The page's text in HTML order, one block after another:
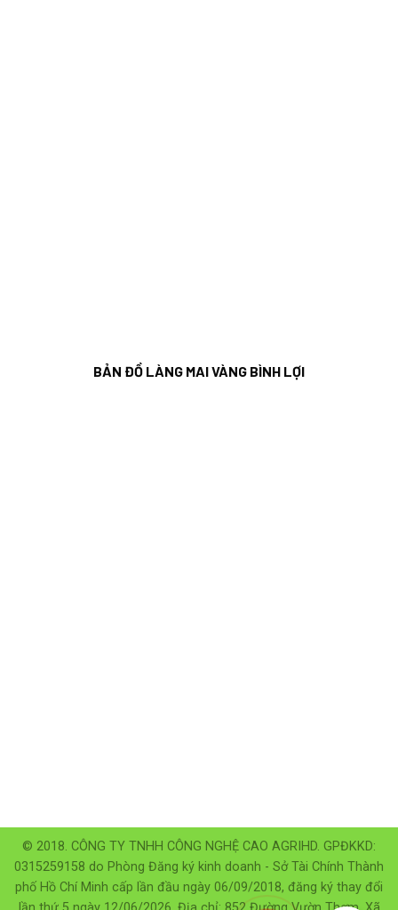
BẢN ĐỒ LÀNG MAI VÀNG BÌNH LỢI
© 2018. CÔNG TY TNHH CÔNG NGHỆ CAO AGRIHD. GPĐKKD:
0315259158 do Phòng Đăng ký kinh doanh - Sở Tài Chính Thành
phố Hồ Chí Minh cấp lần đầu ngày 06/09/2018, đăng ký thay đổi